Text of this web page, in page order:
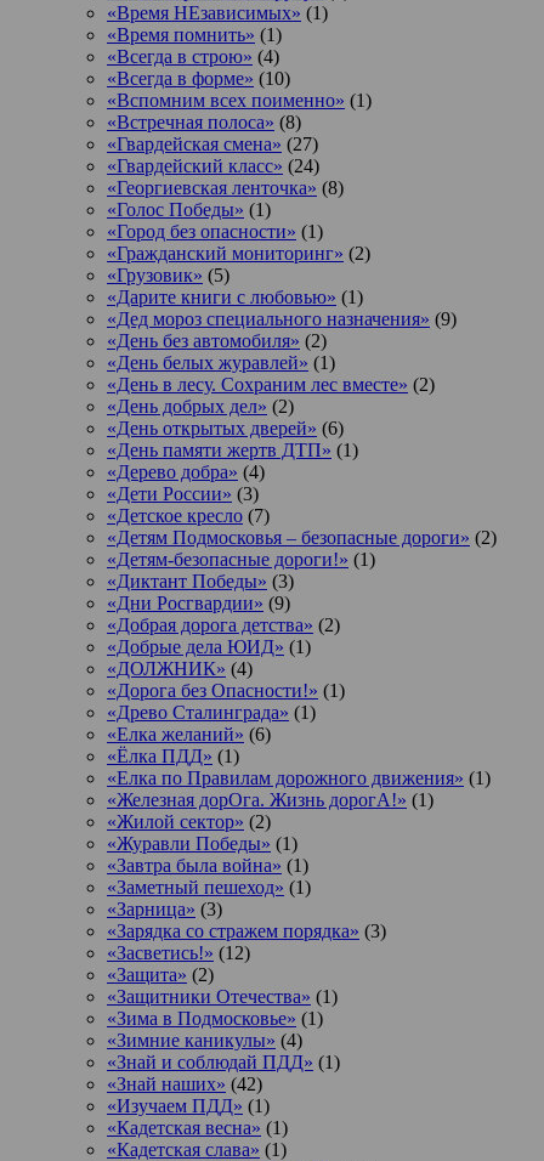
«Время НЕзависимых» (1)
«Время помнить» (1)
«Всегда в строю» (4)
«Всегда в форме» (10)
«Вспомним всех поименно» (1)
«Встречная полоса» (8)
«Гвардейская смена» (27)
«Гвардейский класс» (24)
«Георгиевская ленточка» (8)
«Голос Победы» (1)
«Город без опасности» (1)
«Гражданский мониторинг» (2)
«Грузовик» (5)
«Дарите книги с любовью» (1)
«Дед мороз специального назначения» (9)
«День без автомобиля» (2)
«День белых журавлей» (1)
«День в лесу. Сохраним лес вместе» (2)
«День добрых дел» (2)
«День открытых дверей» (6)
«День памяти жертв ДТП» (1)
«Дерево добра» (4)
«Дети России» (3)
«Детское кресло (7)
«Детям Подмосковья – безопасные дороги» (2)
«Детям-безопасные дороги!» (1)
«Диктант Победы» (3)
«Дни Росгвардии» (9)
«Добрая дорога детства» (2)
«Добрые дела ЮИД» (1)
«ДОЛЖНИК» (4)
«Дорога без Опасности!» (1)
«Древо Сталинграда» (1)
«Елка желаний» (6)
«Ёлка ПДД» (1)
«Елка по Правилам дорожного движения» (1)
«Железная дорОга. Жизнь дорогА!» (1)
«Жилой сектор» (2)
«Журавли Победы» (1)
«Завтра была война» (1)
«Заметный пешеход» (1)
«Зарница» (3)
«Зарядка со стражем порядка» (3)
«Засветись!» (12)
«Защита» (2)
«Защитники Отечества» (1)
«Зима в Подмосковье» (1)
«Зимние каникулы» (4)
«Знай и соблюдай ПДД» (1)
«Знай наших» (42)
«Изучаем ПДД» (1)
«Кадетская весна» (1)
«Кадетская слава» (1)